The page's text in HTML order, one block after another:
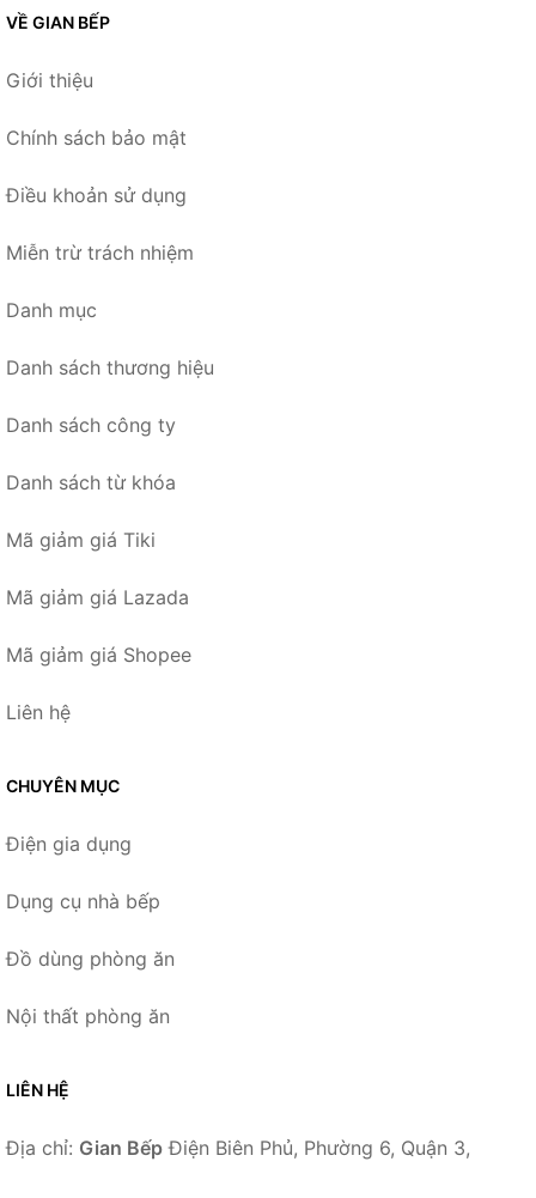
VỀ GIAN BẾP
Giới thiệu
Chính sách bảo mật
Điều khoản sử dụng
Miễn trừ trách nhiệm
Danh mục
Danh sách thương hiệu
Danh sách công ty
Danh sách từ khóa
Mã giảm giá Tiki
Mã giảm giá Lazada
Mã giảm giá Shopee
Liên hệ
CHUYÊN MỤC
Điện gia dụng
Dụng cụ nhà bếp
Đồ dùng phòng ăn
Nội thất phòng ăn
LIÊN HỆ
Địa chỉ: Gian Bếp Điện Biên Phủ, Phường 6, Quận 3,